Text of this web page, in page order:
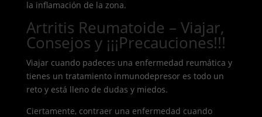
la inflamación de la zona.
Artritis Reumatoide – Viajar,
Consejos y ¡¡¡Precauciones!!!
Viajar cuando padeces una enfermedad reumática y
tienes un tratamiento inmunodepresor es todo un
reto y está lleno de dudas y miedos.
Ciertamente, contraer una enfermedad cuando